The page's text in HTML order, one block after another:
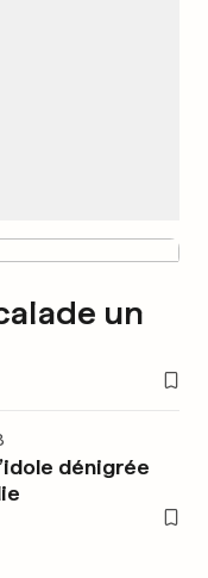
un
dénigrée